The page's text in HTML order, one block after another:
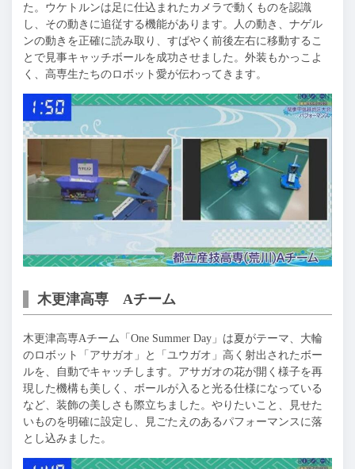
た。ウケトルンは足に仕込まれたカメラで動くものを認識
し、その動きに追従する機能があります。人の動き、ナゲル
ンの動きを正確に読み取り、すばやく前後左右に移動するこ
とで見事キャッチボールを成功させました。外装もかっこよ
く、高専生たちのロボット愛が伝わってきます。
木更津高専 Aチーム
木更津高専Aチーム「One Summer Day」は夏がテーマ、大輪
のロボット「アサガオ」と「ユウガオ」高く射出されたボー
ルを、自動でキャッチします。アサガオの花が開く様子を再
現した機構も美しく、ボールが入ると光る仕様になっている
など、装飾の美しさも際立ちました。やりたいこと、見せた
いものを明確に設定し、見ごたえのあるパフォーマンスに落
とし込みました。